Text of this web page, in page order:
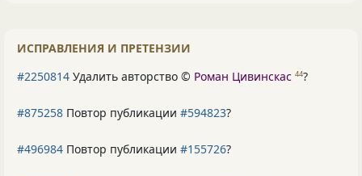
ИСПРАВЛЕНИЯ И ПРЕТЕНЗИИ
#2250814 Удалить авторство © Роман Цивинскас 44?
#875258 Повтор публикации #594823?
#496984 Повтор публикации #155726?